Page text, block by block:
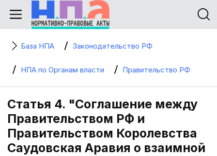
База НПА Законодательство РФ
НПА по Органам власти Правительство РФ
Статья 4. "Соглашение между
Правительством РФ и
Правительством Королевства
Саудовская Аравия о взаимной